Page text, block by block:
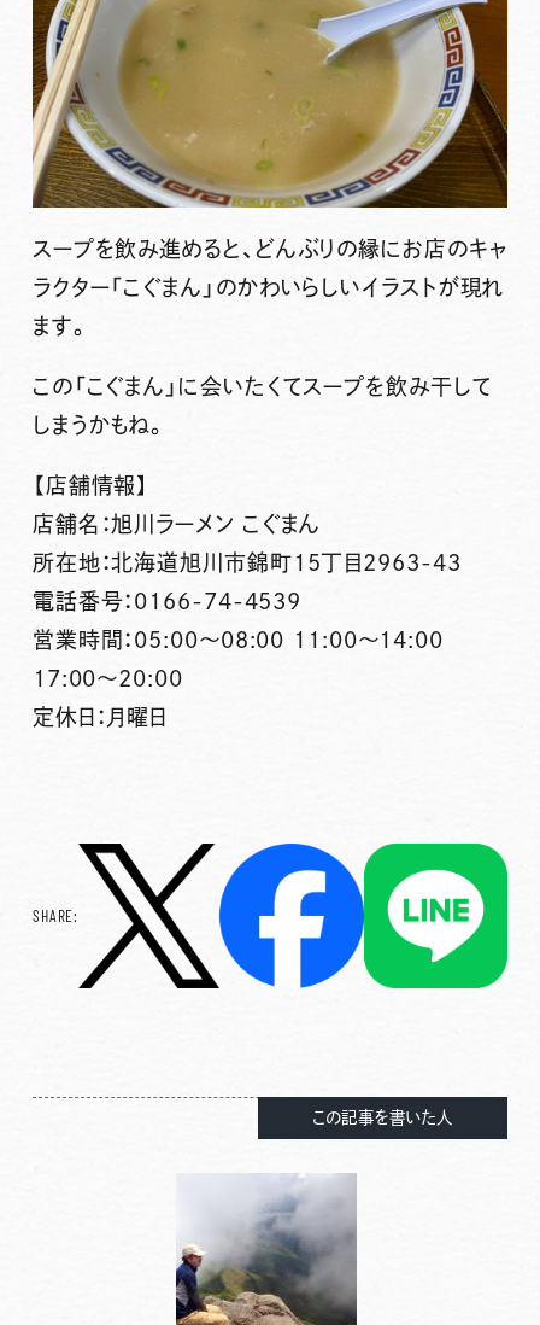
スープを飲み進めると、どんぶりの縁にお店のキャ
ラクター「こぐまん」のかわいらしいイラストが現れ
ます。
この「こぐまん」に会いたくてスープを飲み干して
しまうかもね。
【店舗情報】
店舗名：旭川ラーメン こぐまん
所在地：北海道旭川市錦町15丁目2963-43
電話番号：0166-74-4539
営業時間：05:00～08:00 11:00～14:00
17:00～20:00
定休日：月曜日
SHARE:
この記事を書いた人